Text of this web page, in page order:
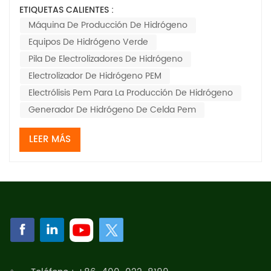
más limpiasEl hidrógeno se ha convertido en un actor
clave en la descarbonización de la industria pesada, el
transporte y el almacenamiento de ener...
ETIQUETAS CALIENTES :
Máquina De Producción De Hidrógeno
Equipos De Hidrógeno Verde
Pila De Electrolizadores De Hidrógeno
Electrolizador De Hidrógeno PEM
Electrólisis Pem Para La Producción De Hidrógeno
Generador De Hidrógeno De Celda Pem
LEER MÁS